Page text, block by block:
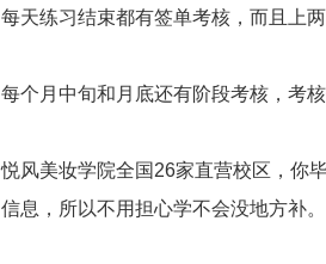
每天练习结束都有签单考核，而且上
每个月中旬和月底还有阶段考核，考
悦风美妆学院全国26家直营校区，你
信息，所以不用担心学不会没地方补。